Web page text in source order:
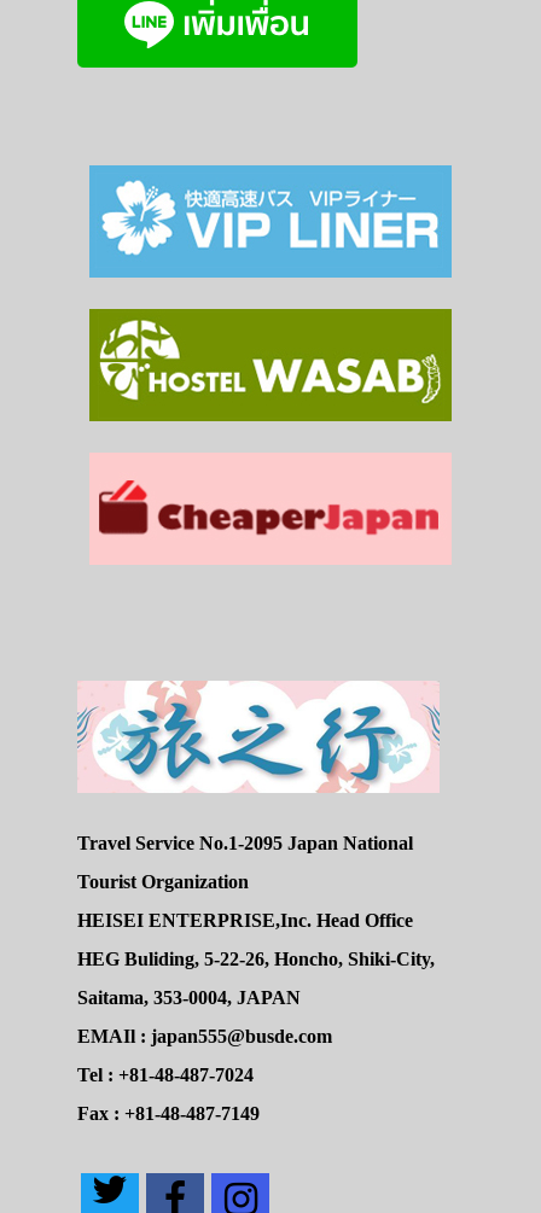
Travel Service No.1-2095 Japan National
Tourist Organization
HEISEI ENTERPRISE,Inc. Head Office
HEG Buliding, 5-22-26, Honcho, Shiki-City,
Saitama, 353-0004, JAPAN
EMAIl : japan555@busde.com
Tel : +81-48-487-7024
Fax : +81-48-487-7149